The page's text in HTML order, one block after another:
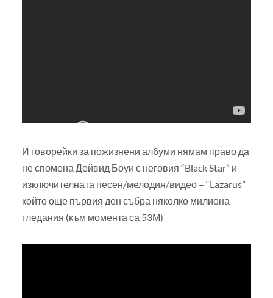
И говорейки за пожизнени албуми нямам право да
не спомена Дейвид Боуи с неговия “Black Star” и
изключителната песен/мелодия/видео – “Lazarus”
който още първия ден събра няколко милиона
гледания (към момента са 53М)